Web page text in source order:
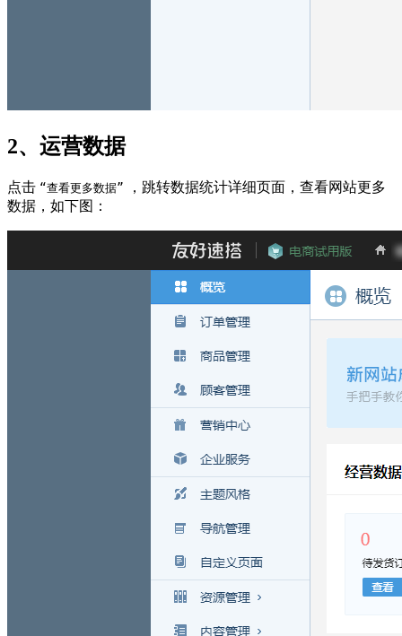
2、运营数据
点击 “查看更多数据”
，跳转数据统计详细页面，查看网站更多
数据，如下图：